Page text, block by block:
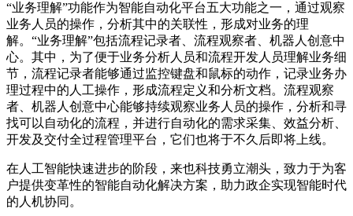
“业务理解”功能作为智能自动化平台五大功能之一，通过观察
业务人员的操作，分析其中的关联性，形成对业务的理
解。“业务理解”包括流程记录者、流程观察者、机器人创意中
心。其中，为了便于业务分析人员和流程开发人员理解业务细
节，流程记录者能够通过监控键盘和鼠标的动作，记录业务办
理过程中的人工操作，形成流程定义和分析文档。流程观察
者、机器人创意中心能够持续观察业务人员的操作，分析和寻
找可以自动化的流程，并进行自动化的需求采集、效益分析、
开发及交付全过程管理平台，它们也将于不久后即将上线。
在人工智能快速进步的阶段，来也科技勇立潮头，致力于为客
户提供变革性的智能自动化解决方案，助力政企实现智能时代
的人机协同。